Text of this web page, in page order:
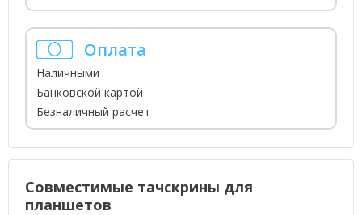
Оплата
Наличными
Банковской картой
Безналичный расчет
Совместимые тачскрины для
планшетов